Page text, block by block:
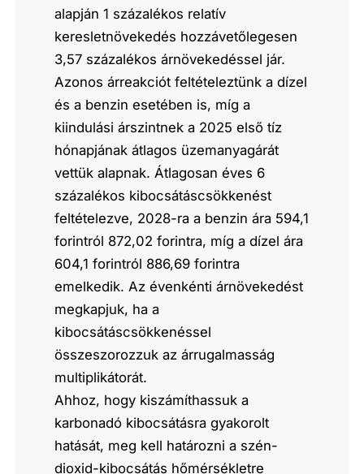
alapján 1 százalékos relatív
keresletnövekedés hozzávetőlegesen
3,57 százalékos árnövekedéssel jár.
Azonos árreakciót feltételeztünk a dízel
és a benzin esetében is, míg a
kiindulási árszintnek a 2025 első tíz
hónapjának átlagos üzemanyagárát
vettük alapnak. Átlagosan éves 6
százalékos kibocsátáscsökkenést
feltételezve, 2028-ra a benzin ára 594,1
forintról 872,02 forintra, míg a dízel ára
604,1 forintról 886,69 forintra
emelkedik. Az évenkénti árnövekedést
megkapjuk, ha a
kibocsátáscsökkenéssel
összeszorozzuk az árrugalmasság
multiplikátorát.
Ahhoz, hogy kiszámíthassuk a
karbonadó kibocsátásra gyakorolt
hatását, meg kell határozni a szén-
dioxid-kibocsátás hőmérsékletre